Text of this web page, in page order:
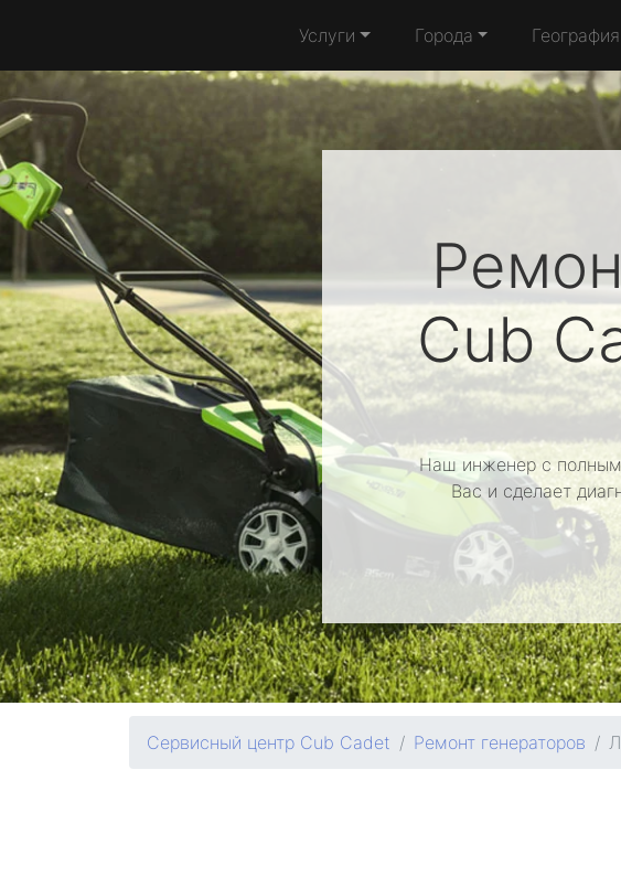
Услуги Города География
Cub
Наш инженер с полным
Вас и сделает
Сервисный центр Cub Cadet Ремонт генераторов